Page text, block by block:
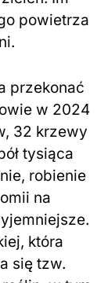
powietrza
przekonać
w 2024
32 krzewy
tysiąca
robienie
na
która
się tzw.